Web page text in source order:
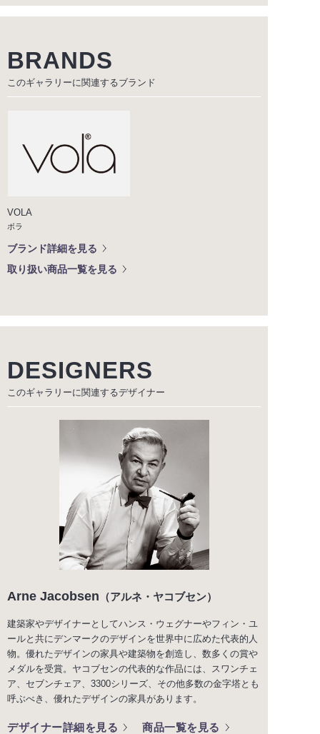
BRANDS
このギャラリーに関連するブランド
VOLA
ボラ
ブランド詳細を見る
取り扱い商品一覧を見る
DESIGNERS
このギャラリーに関連するデザイナー
Arne Jacobsen （アルネ・ヤコブセン）
建築家やデザイナーとしてハンス・ウェグナーやフィン・ユ
ールと共にデンマークのデザインを世界中に広めた代表的人
物。優れたデザインの家具や建築物を創造し、数多くの賞や
メダルを受賞。ヤコブセンの代表的な作品には、スワンチェ
ア、セブンチェア、3300シリーズ、その他多数の金字塔とも
呼ぶべき、優れたデザインの家具があります。
デザイナー詳細を見る 商品一覧を見る